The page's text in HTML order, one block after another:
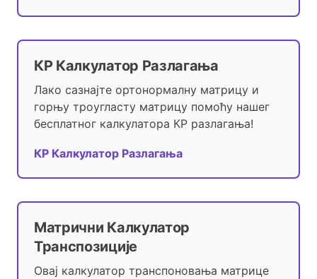
КР Калкулатор Разлагања
Лако сазнајте ортонормалну матрицу и
горњу троугласту матрицу помоћу нашег
бесплатног калкулатора КР разлагања!
КР Калкулатор Разлагања
Матрични Калкулатор
Транспозиције
Овај калкулатор транспоновања матрице